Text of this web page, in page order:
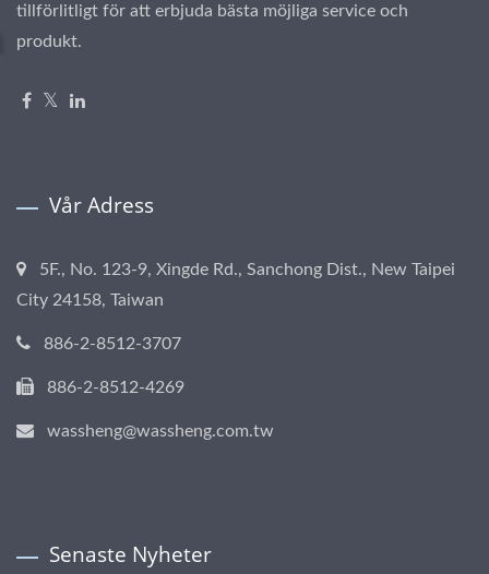
tillförlitligt för att erbjuda bästa möjliga service och
produkt.
Vår Adress
5F., No. 123-9, Xingde Rd., Sanchong Dist., New Taipei
City 24158, Taiwan
886-2-8512-3707
886-2-8512-4269
wassheng@wassheng.com.tw
Senaste Nyheter